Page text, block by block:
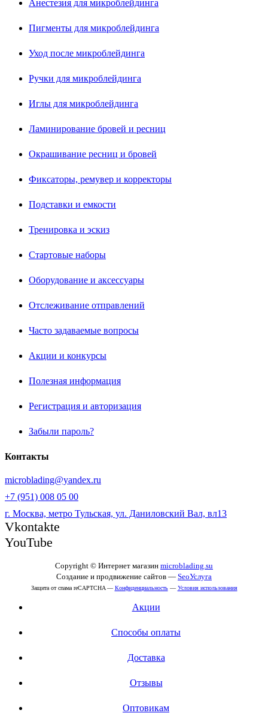
Анестезия для микроблейдинга
Пигменты для микроблейдинга
Уход после микроблейдинга
Ручки для микроблейдинга
Иглы для микроблейдинга
Ламинирование бровей и ресниц
Окрашивание ресниц и бровей
Фиксаторы, ремувер и корректоры
Подставки и емкости
Тренировка и эскиз
Стартовые наборы
Оборудование и аксессуары
Отслеживание отправлений
Часто задаваемые вопросы
Акции и конкурсы
Полезная информация
Регистрация и авторизация
Забыли пароль?
Контакты
microblading@yandex.ru
+7 (951) 008 05 00
г. Москва, метро Тульская, ул. Даниловский Вал, вл13
Vkontakte
YouTube
Copyright © Интернет магазин microblading.su
Создание и продвижение сайтов — SeoУслуга
Защита от спама reCAPTCHA — Конфиденциальность— Условия использования
Акции
Способы оплаты
Доставка
Отзывы
Оптовикам